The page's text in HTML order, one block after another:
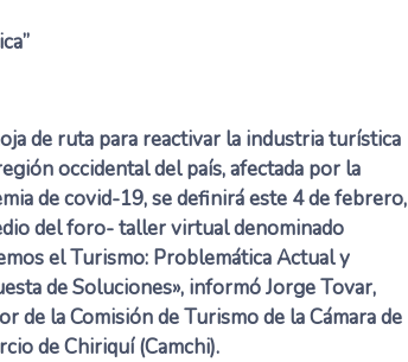
de ruta para reactivar la industria turística
occidental del país, afectada por la
de covid-19, se definirá este 4 de febrero,
del foro- taller virtual denominado
el Turismo: Problemática Actual y
de Soluciones», informó Jorge Tovar,
de la Comisión de Turismo de la Cámara de
de Chiriquí (Camchi).